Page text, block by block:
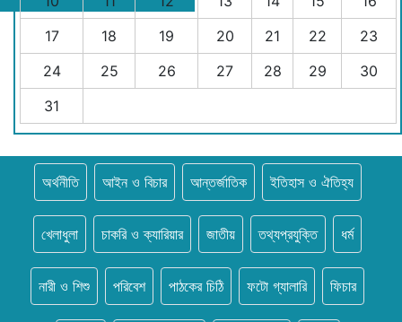
17
18 19 20 21 22
23
24
25 26 27 28 29
30
31
অর্থনীতি আইন ও বিচার আন্তর্জাতিক ইতিহাস ও ঐতিহ্য
খেলাধুলা চাকরি ও ক্যারিয়ার জাতীয় তথ্যপ্রযুক্তি ধর্ম
নারী ও শিশু পরিবেশ পাঠকের চিঠি ফটো গ্যালারি ফিচার